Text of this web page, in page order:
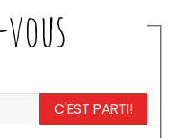
C'EST PARTI!